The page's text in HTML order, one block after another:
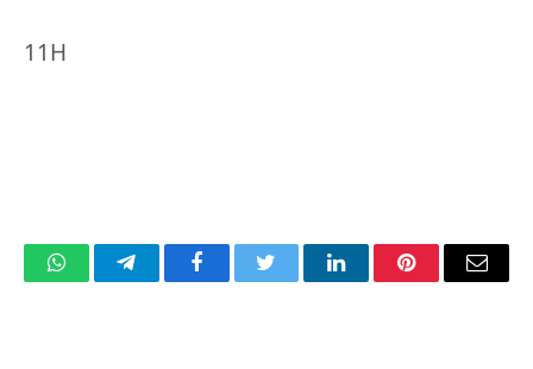
11H
WhatsAppTelegramFacebookTwitter LinkedInPinterestEmail